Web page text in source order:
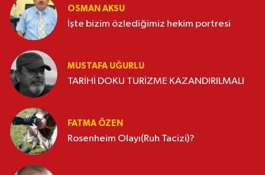
OSMAN AKSU
İşte bizim özlediğimiz hekim portresi
MUSTAFA UĞURLU
TARİHİ DOKU TURİZME KAZANDIRILMALI
FATMA ÖZEN
Rosenheim Olayı(Ruh Tacizi)?